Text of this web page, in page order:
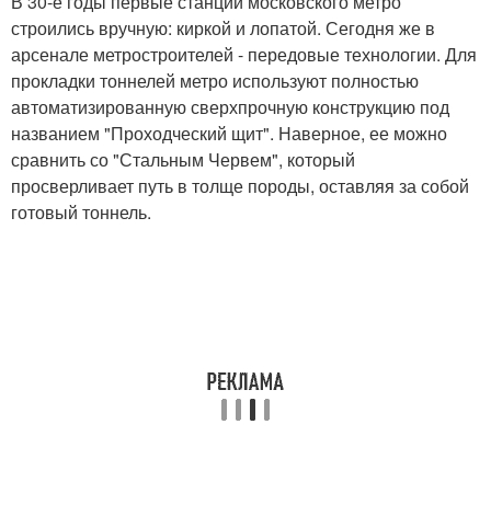
строились вручную: киркой и лопатой. Сегодня же в
арсенале метростроителей - передовые технологии. Для
прокладки тоннелей метро используют полностью
автоматизированную сверхпрочную конструкцию под
названием "Проходческий щит". Наверное, ее можно
сравнить со "Стальным Червем", который
просверливает путь в толще породы, оставляя за собой
готовый тоннель.